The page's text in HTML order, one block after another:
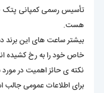
تأسیس رسمی کمپانی پتک
هست.
بیشتر ساعت های این
خاص خود را به رخ کشیده
نکته ی حائز اهمیت در مورد ساعت های این کمپانی، تولید بیش از 200
برای اطلاعات عمومی